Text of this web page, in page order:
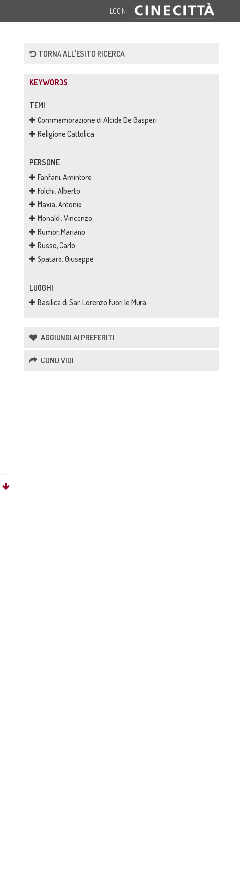
LOGIN
TORNA ALL'ESITO RICERCA
KEYWORDS
TEMI
Commemorazione di Alcide De Gasperi
Religione Cattolica
PERSONE
Fanfani, Amintore
Folchi, Alberto
Maxia, Antonio
Monaldi, Vincenzo
Rumor, Mariano
Russo, Carlo
Spataro, Giuseppe
LUOGHI
Basilica di San Lorenzo fuori le Mura
AGGIUNGI AI PREFERITI
CONDIVIDI